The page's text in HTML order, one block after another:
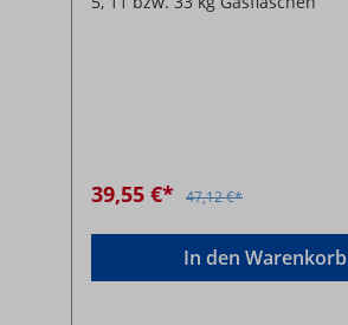
39,55 €* 47,12 €*
In den Warenkorb